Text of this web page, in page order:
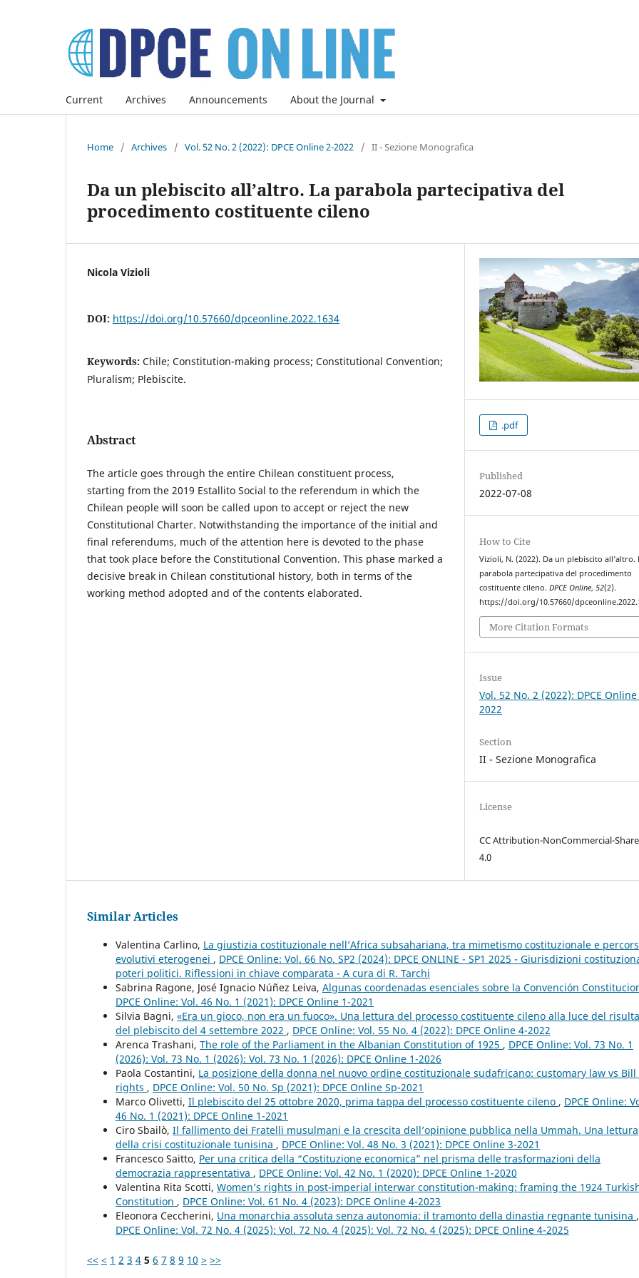
Current Archives Announcements About the Journal
Home / Archives / Vol. 52 No. 2 (2022): DPCE Online 2-2022 / II - Sezione Monografica
Da un plebiscito all’altro. La parabola partecipativa del
procedimento costituente cileno
Nicola Vizioli
DOI: https://doi.org/10.57660/dpceonline.2022.1634
Keywords: Chile; Constitution-making process; Constitutional Convention;
Pluralism; Plebiscite.
Abstract
The article goes through the entire Chilean constituent process,
starting from the 2019 Estallito Social to the referendum in which the
Chilean people will soon be called upon to accept or reject the new
Constitutional Charter. Notwithstanding the importance of the initial and
final referendums, much of the attention here is devoted to the phase
that took place before the Constitutional Convention. This phase marked a
decisive break in Chilean constitutional history, both in terms of the
working method adopted and of the contents elaborated.
.pdf
Published
2022-07-08
How to Cite
Vizioli, N. (2022). Da un plebiscito all’altro.
parabola partecipativa del procedimento
costituente cileno.DPCE Online,52(2).
https://doi.org/10.57660/
More Citation Formats
Issue
Vol. 52 No. 2 (2022): DPCE
2022
Section
II - Sezione Monografica
License
CC Attribution-NonCommercial-
4.0
Similar Articles
Valentina Carlino, La giustizia costituzionale nell’Africa subsahariana, tra mimetismo costituzionale e
evolutivi eterogenei , DPCE Online: Vol. 66 No. SP2 (2024): DPCE ONLINE - SP1 2025 - Giurisdizioni
poteri politici. Riflessioni in chiave comparata - A cura di R. Tarchi
Sabrina Ragone, José Ignacio Núñez Leiva, Algunas coordenadas esenciales sobre la Convención
DPCE Online: Vol. 46 No. 1 (2021): DPCE Online 1-2021
Silvia Bagni, «Era un gioco, non era un fuoco». Una lettura del processo costituente cileno alla luce del
del plebiscito del 4 settembre 2022 , DPCE Online: Vol. 55 No. 4 (2022): DPCE Online 4-2022
Arenca Trashani, The role of the Parliament in the Albanian Constitution of 1925 , DPCE Online: Vol. 73 No. 1
(2026): Vol. 73 No. 1 (2026): Vol. 73 No. 1 (2026): DPCE Online 1-2026
Paola Costantini, La posizione della donna nel nuovo ordine costituzionale sudafricano: customary law vs Bill
rights , DPCE Online: Vol. 50 No. Sp (2021): DPCE Online Sp-2021
Marco Olivetti, Il plebiscito del 25 ottobre 2020, prima tappa del processo costituente cileno , DPCE Online:
46 No. 1 (2021): DPCE Online 1-2021
Ciro Sbailò, Il fallimento dei Fratelli musulmani e la crescita dell’opinione pubblica nella Ummah. Una lettura
della crisi costituzionale tunisina , DPCE Online: Vol. 48 No. 3 (2021): DPCE Online 3-2021
Francesco Saitto, Per una critica della “Costituzione economica” nel prisma delle trasformazioni della
democrazia rappresentativa , DPCE Online: Vol. 42 No. 1 (2020): DPCE Online 1-2020
Valentina Rita Scotti, Women’s rights in post-imperial interwar constitution-making: framing the 1924
Constitution , DPCE Online: Vol. 61 No. 4 (2023): DPCE Online 4-2023
Eleonora Ceccherini, Una monarchia assoluta senza autonomia: il tramonto della dinastia regnante tunisina ,
DPCE Online: Vol. 72 No. 4 (2025): Vol. 72 No. 4 (2025): Vol. 72 No. 4 (2025): DPCE Online 4-2025
<< < 1 2 3 4 5 6 7 8 9 10 > >>